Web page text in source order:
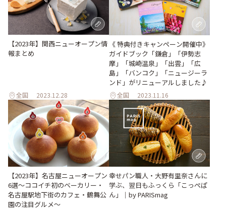
【2023年】関西ニューオープン情
報まとめ
全国 2023.12.28
《 特典付きキャンペーン開催中》
ガイドブック「鎌倉」「伊勢志
摩」「城崎温泉」「出雲」「広
島」「バンコク」「ニュージーラ
ンド」がリニューアルしました♪
全国 2023.11.16
【2023年】名古屋ニューオープン
6選～ココイチ初のベーカリー・
名古屋駅地下街のカフェ・鶴舞公
園の注目グルメ～
幸せパン職人・大野有里奈さんに
学ぶ、翌日もふっくら「こっぺぱ
ん」｜by PARISmag